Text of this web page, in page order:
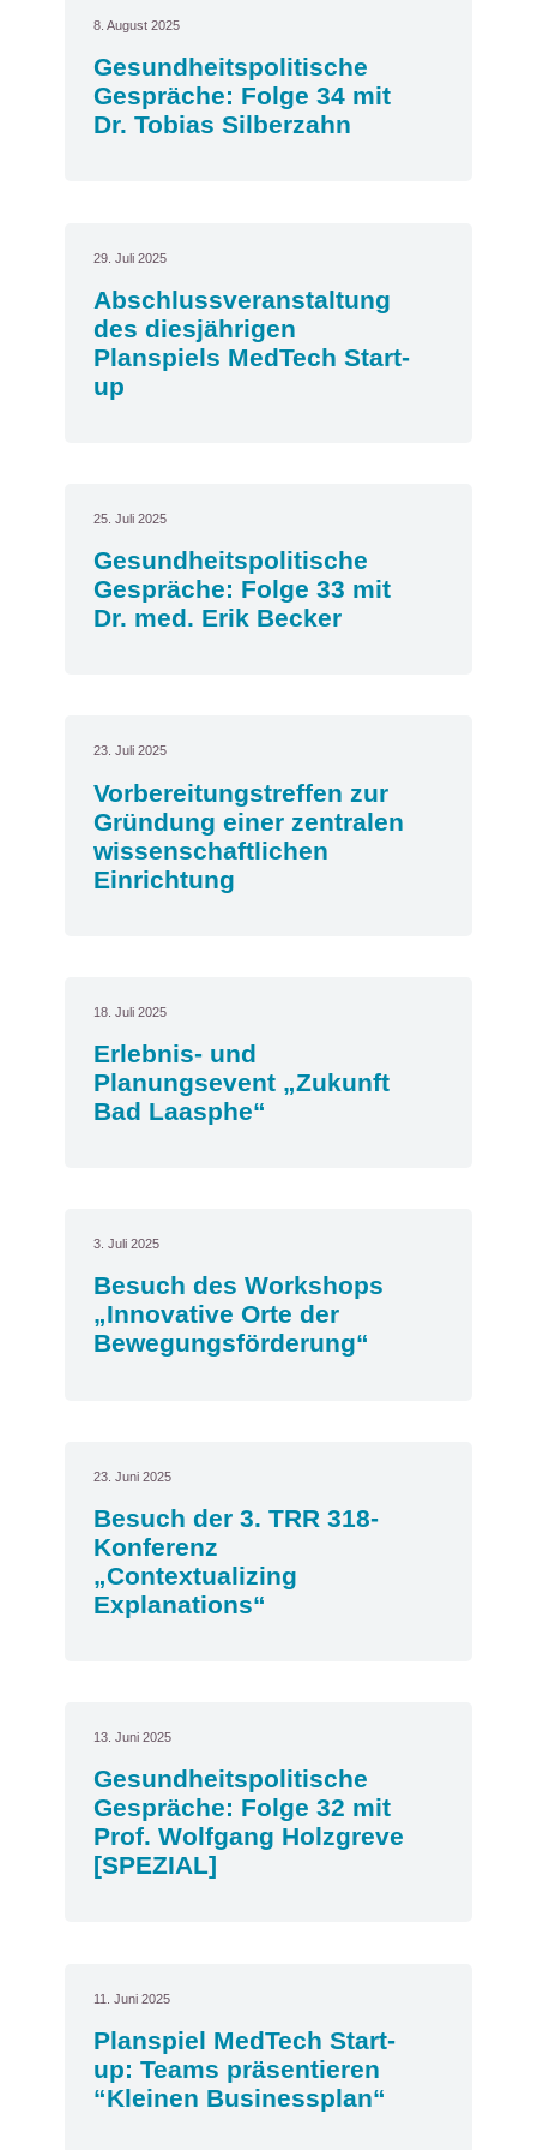
8. August 2025
Gesundheitspolitische
Gespräche: Folge 34 mit
Dr. Tobias Silberzahn
29. Juli 2025
Abschlussveranstaltung
des diesjährigen
Planspiels MedTech Start-
up
25. Juli 2025
Gesundheitspolitische
Gespräche: Folge 33 mit
Dr. med. Erik Becker
23. Juli 2025
Vorbereitungstreffen zur
Gründung einer zentralen
wissenschaftlichen
Einrichtung
18. Juli 2025
Erlebnis- und
Planungsevent „Zukunft
Bad Laasphe“
3. Juli 2025
Besuch des Workshops
„Innovative Orte der
Bewegungsförderung“
23. Juni 2025
Besuch der 3. TRR 318-
Konferenz
„Contextualizing
Explanations“
13. Juni 2025
Gesundheitspolitische
Gespräche: Folge 32 mit
Prof. Wolfgang Holzgreve
[SPEZIAL]
11. Juni 2025
Planspiel MedTech Start-
up: Teams präsentieren
“Kleinen Businessplan“